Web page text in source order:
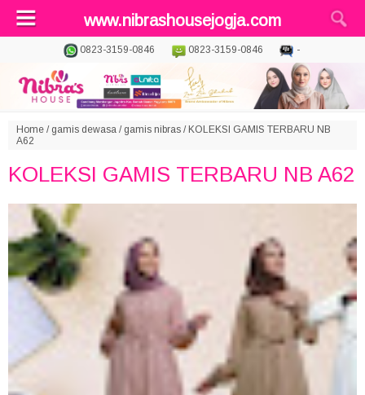
www.nibrashousejogja.com
0823-3159-0846 0823-3159-0846 -
Home / gamis dewasa / gamis nibras / KOLEKSI GAMIS TERBARU NB
A62
KOLEKSI GAMIS TERBARU NB A62